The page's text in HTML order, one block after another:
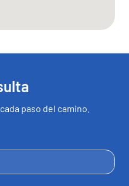
paso del camino.